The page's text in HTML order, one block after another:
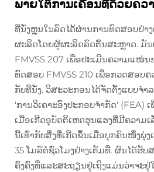
ພາຍໃຕ້ການເຄື່ອນທີ່ດ້ວຍຄວ
ທີ່ນັ່ງຫຼຸນໃນລົດໄດ້ຜ່ານການທົດສອບຢ່າ
ຜະລິດໂດຍຜູ້ຜະລິດລົດຕົ້ນສະຫຼາດ. ມັ
FMVSS 207 ເພື່ອປະເມີນຄວາມແໜ່ນ
ທົດສອບ FMVSS 210 ເພື່ອກວດສອບ
ກັບທີ່ນັ່ງ. ວິສະວະກອນໄດ້ຈັດຕັ້ງແບບຈຳ
'ການວິເຄາະອົງປະກອບຈຳກັດ' (FEA)
ເມື່ອເກີດອຸບັດຕິເຫດຮຸນແຮງທີ່ມີຄວາມເ
ນີ້ເທົ່າກັບສິ່ງທີ່ເກີດຂຶ້ນເມື່ອບຸກຄົນໜຶ່ງພຸ່ງ
35 ໂມລ໌ຕໍ່ຊົ່ວໂມງຢ່າງເຕັມທີ່. ຜົນໄດ້ຮັບ
ຄົງຄົງທີ່ແລະສະຖຽນຢູ່ເຖິງແມ່ນວ່າຈະ